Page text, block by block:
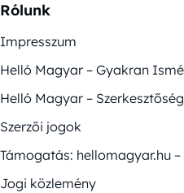
Rólunk
Impresszum
Helló Magyar – Gyakran
Helló Magyar –
Szerzői jogok
Támogatás: hellomagyar.hu –
Jogi közlemény